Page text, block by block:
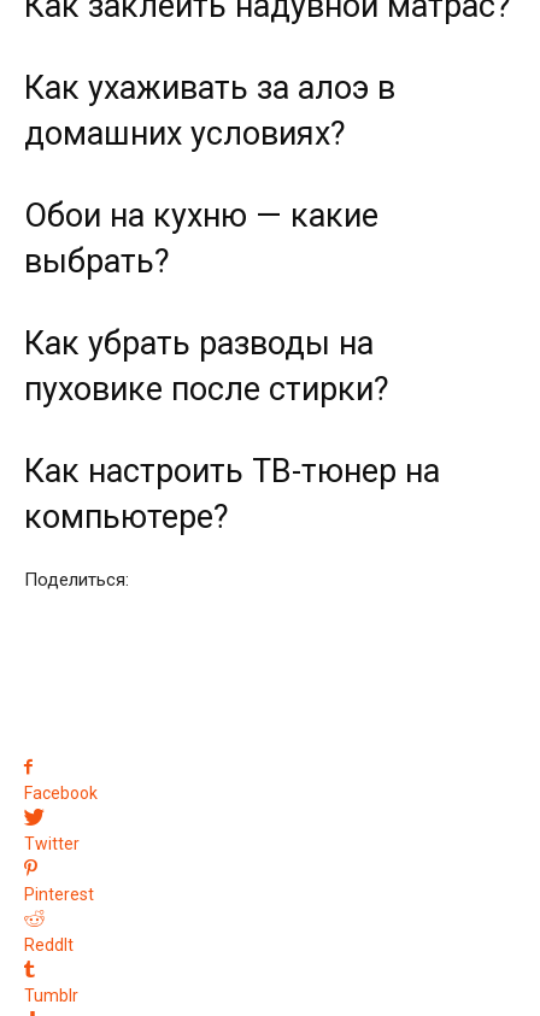
Как ухаживать за алоэ в
домашних условиях?
Обои на кухню — какие
выбрать?
Как убрать разводы на
пуховике после стирки?
Как настроить ТВ-тюнер на
компьютере?
Поделиться:
Facebook
Twitter
Pinterest
ReddIt
Tumblr